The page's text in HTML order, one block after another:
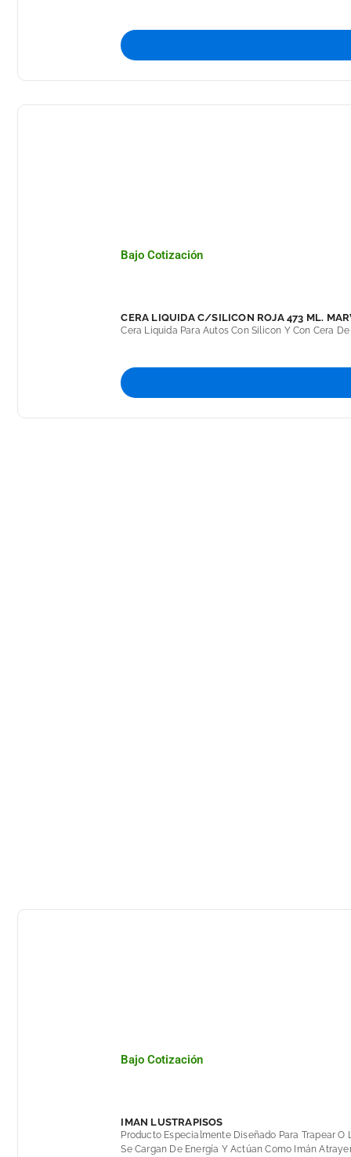
U.V. Los Lubrica Y Protege Del Polvo, De La
Bajo Cotización
CERA LIQUIDA C/SILICON ROJA 473 ML.
Cera Liquida Para Autos Con Silicon Y Con Cera
Bajo Cotización
IMAN LUSTRAPISOS
Producto Especialmente Diseñado Para Trapear
Se Cargan De Energía Y Actúan Como Imán